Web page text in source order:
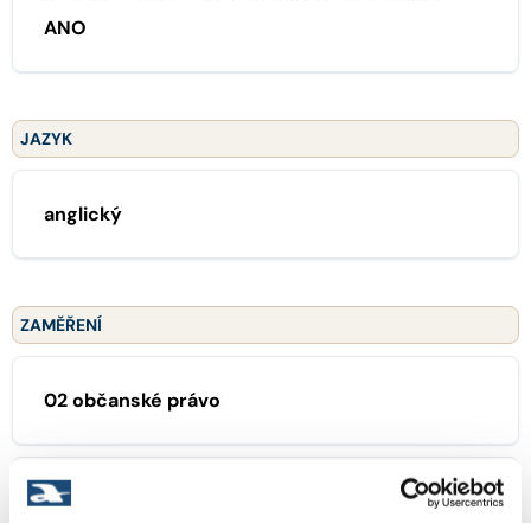
ANO
JAZYK
anglický
ZAMĚŘENÍ
02 občanské právo
06 finanční právo, cenné papíry, fúze a akvizice,